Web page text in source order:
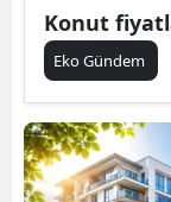
Konut
Eko Gündem